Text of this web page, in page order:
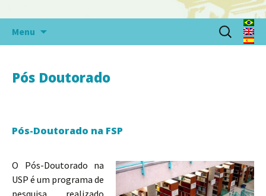
Menu
Search
for:
Pós Doutorado
Pós-Doutorado na FSP
O Pós-Doutorado na
USP é um programa de
pesquisa, realizado